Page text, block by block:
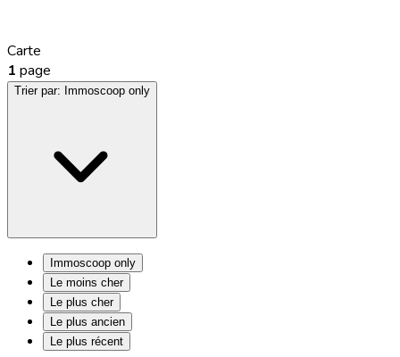
Carte
1 page
Trier par: Immoscoop only
Immoscoop only
Le moins cher
Le plus cher
Le plus ancien
Le plus récent